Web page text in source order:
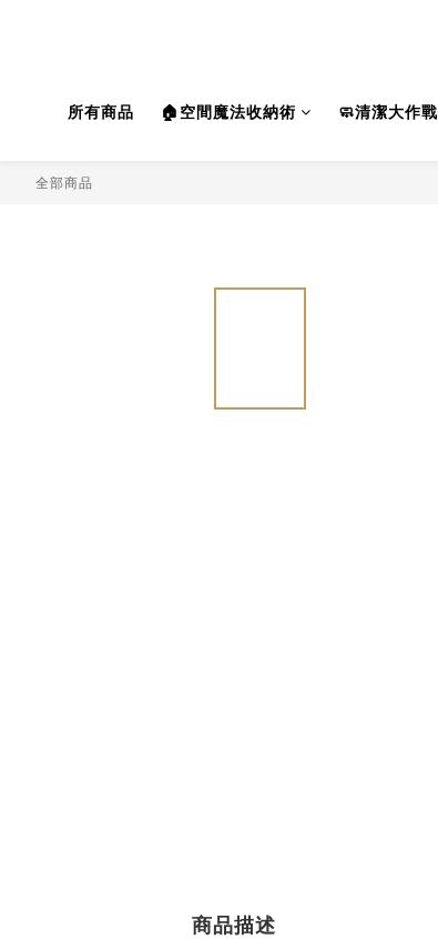
所有商品 🏠空間魔法收納術 🧼清潔大作戰
全部商品
商品描述